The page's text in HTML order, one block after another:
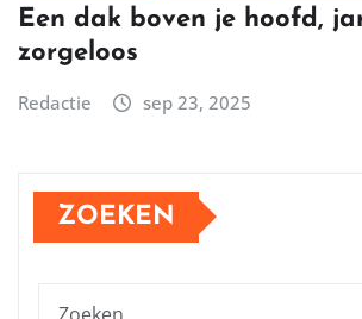
Een dak boven je hoofd,
zorgeloos
Redactie sep 23, 2025
ZOEKEN